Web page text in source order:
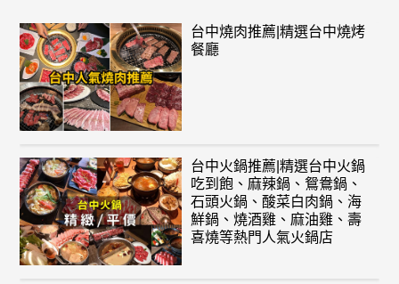
台中燒肉推薦|精選台中燒烤
餐廳
台中火鍋推薦|精選台中火鍋
吃到飽、麻辣鍋、鴛鴦鍋、
石頭火鍋、酸菜白肉鍋、海
鮮鍋、燒酒雞、麻油雞、壽
喜燒等熱門人氣火鍋店